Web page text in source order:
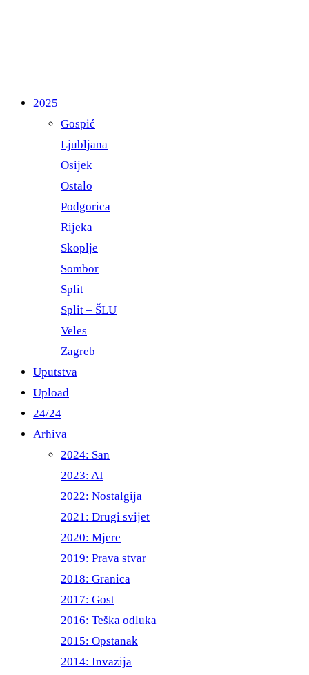
2025
Gospić
Ljubljana
Osijek
Ostalo
Podgorica
Rijeka
Skoplje
Sombor
Split
Split – ŠLU
Veles
Zagreb
Uputstva
Upload
24/24
Arhiva
2024: San
2023: AI
2022: Nostalgija
2021: Drugi svijet
2020: Mjere
2019: Prava stvar
2018: Granica
2017: Gost
2016: Teška odluka
2015: Opstanak
2014: Invazija